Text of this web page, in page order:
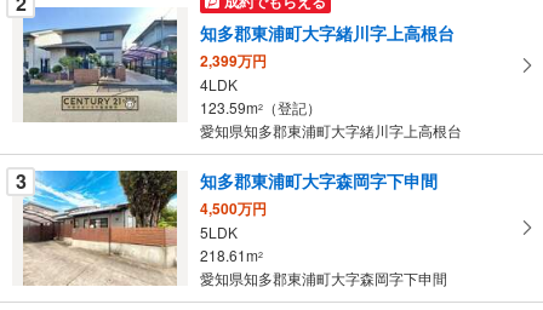
を
マ
イ
ジ
に
保
存
す
る
知多郡東浦町大字緒川字上高根台
2,399万円
4LDK
123.59m2
（登記）
愛知県知多郡東浦町大字緒川字上高根台
3 知多郡東浦町大字森岡字下申間
4,500万円
5LDK
218.61m2
愛知県知多郡東浦町大字森岡字下申間